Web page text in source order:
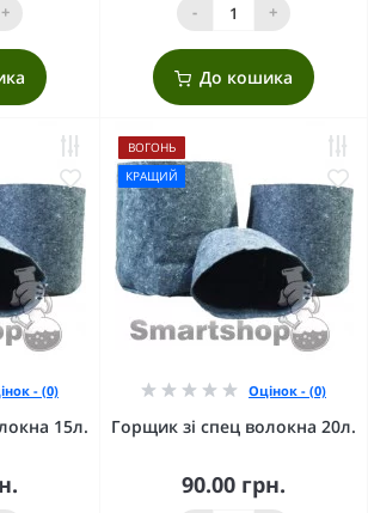
+ - +
До кошика
- (0)
15л.
ВОГОНЬ
КРАЩИЙ
Оцінок - (0)
Горщик зі спец волокна 20л.
90.00 грн.